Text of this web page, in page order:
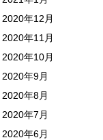
2020年12月
2020年11月
2020年10月
2020年9月
2020年8月
2020年7月
2020年6月